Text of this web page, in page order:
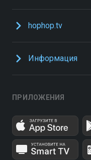
hophop.tv
Информация
ПРИЛОЖЕНИЯ